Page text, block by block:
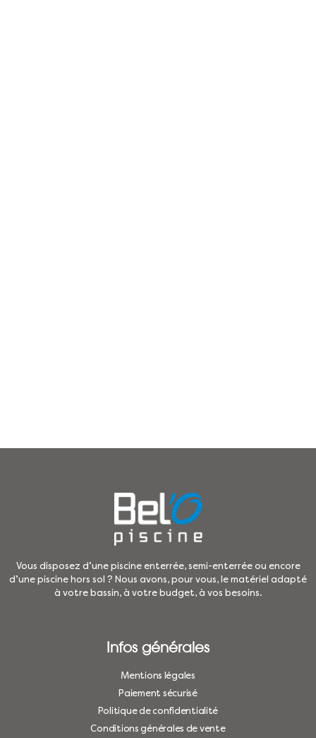
Vous disposez d’une piscine enterrée, semi-enterrée ou encore
d’une piscine hors sol ? Nous avons, pour vous, le matériel adapté
à votre bassin, à votre budget, à vos besoins.
Infos générales
Mentions légales
Paiement sécurisé
Politique de confidentialité
Conditions générales de vente